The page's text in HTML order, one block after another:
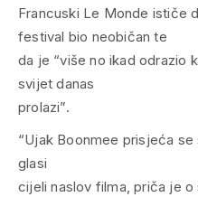
Francuski Le Monde ističe
festival bio neobičan te
da je “više no ikad odrazio
svijet danas
prolazi”.
“Ujak Boonmee prisjeća
glasi
cijeli naslov filma, priča je